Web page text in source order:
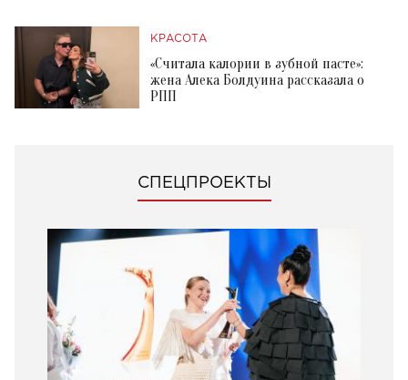
КРАСОТА
«Считала калории в зубной пасте»:
жена Алека Болдуина рассказала о
РПП
СПЕЦПРОЕКТЫ